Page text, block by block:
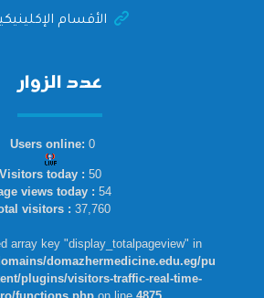
الأقسام
عدد الزوار
Users online: 0
Visitors today : 50
views today : 54
visitors : 37,760
array key "display_totalpageview" in
domazhermedicine.edu.eg/pu
plugins/visitors-traffic-real-time-